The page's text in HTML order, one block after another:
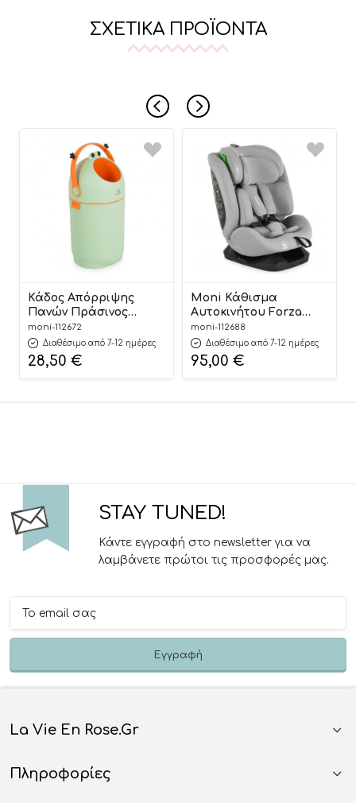
ΣΧΕΤΙΚΆ ΠΡΟΪΌΝΤΑ
Κάδος Απόρριψης
Πανών Πράσινος
Nubbi Green Hygiene
Basket 3800146273279 –
Cangaroo
moni-112672
Διαθέσιμο από 7-12 ημέρες
28,50 €
Moni Κάθισμα
Αυτοκινήτου Forza
Dark Grey 40-150cm
3801005153725
moni-112688
Διαθέσιμο από 7-12 ημέρες
95,00 €
STAY TUNED!
Κάντε εγγραφή στο newsletter για να
λαμβάνετε πρώτοι τις προσφορές μας.
La Vie En Rose.gr
Πληροφορίες